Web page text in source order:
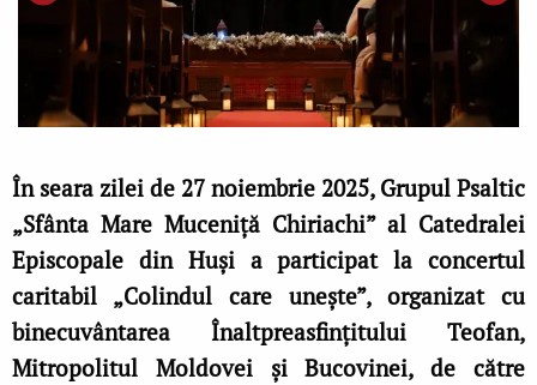
În seara zilei de 27 noiembrie 2025, Grupul Psaltic
„Sfânta Mare Muceniță Chiriachi” al Catedralei
Episcopale din Huși a participat la concertul
caritabil „Colindul care unește”, organizat cu
binecuvântarea Înaltpreasfințitului Teofan,
Mitropolitul Moldovei și Bucovinei, de către